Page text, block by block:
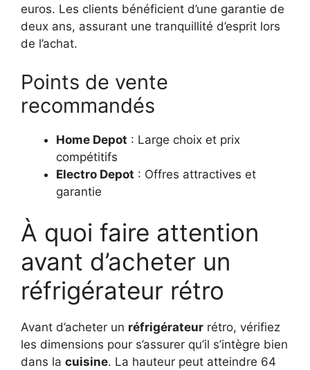
euros. Les clients bénéficient d’une garantie de
deux ans, assurant une tranquillité d’esprit lors
de l’achat.
Points de vente
recommandés
Home Depot : Large choix et prix
compétitifs
Electro Depot : Offres attractives et
garantie
À quoi faire attention
avant d’acheter un
réfrigérateur rétro
Avant d’acheter un réfrigérateur rétro, vérifiez
les dimensions pour s’assurer qu’il s’intègre bien
dans la cuisine. La hauteur peut atteindre 64